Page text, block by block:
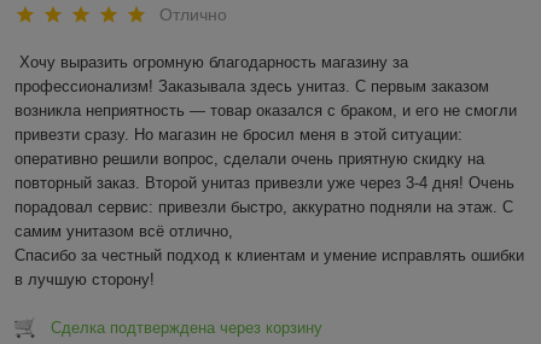
Отлично
Хочу выразить огромную благодарность магазину за
профессионализм! Заказывала здесь унитаз. С первым заказом
возникла неприятность — товар оказался с браком, и его не смогли
привезти сразу. Но магазин не бросил меня в этой ситуации:
оперативно решили вопрос, сделали очень приятную скидку на
повторный заказ. Второй унитаз привезли уже через 3-4 дня! Очень
порадовал сервис: привезли быстро, аккуратно подняли на этаж. С
самим унитазом всё отлично,
Спасибо за честный подход к клиентам и умение исправлять ошибки
в лучшую сторону!
Сделка подтверждена через корзину